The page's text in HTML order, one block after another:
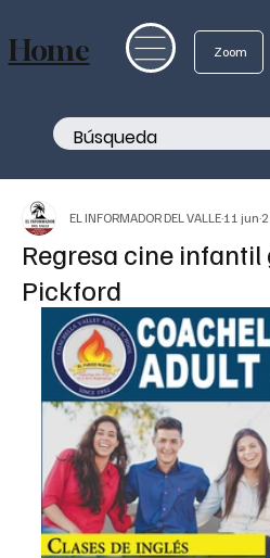
Zoom
Home
Regresa cine
Pickford
EL INFORMADOR DEL VALLE 11 jun